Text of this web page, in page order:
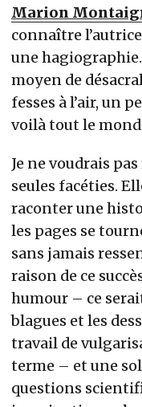
Marion
connaître
une
moyen de
fesses à l’air, un
voilà tout le
Je ne voudrais
seules facéties.
raconter une
les pages se
sans jamais
raison de ce
humour – ce
blagues et les
travail de
terme – et une
questions